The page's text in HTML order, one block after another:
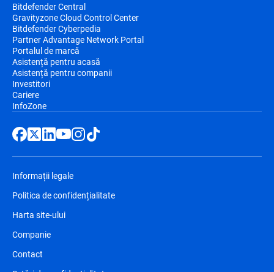
Bitdefender Central
Gravityzone Cloud Control Center
Bitdefender Cyberpedia
Partner Advantage Network Portal
Portalul de marcă
Asistență pentru acasă
Asistență pentru companii
Investitori
Cariere
InfoZone
Informații legale
Politica de confidențialitate
Harta site-ului
Companie
Contact